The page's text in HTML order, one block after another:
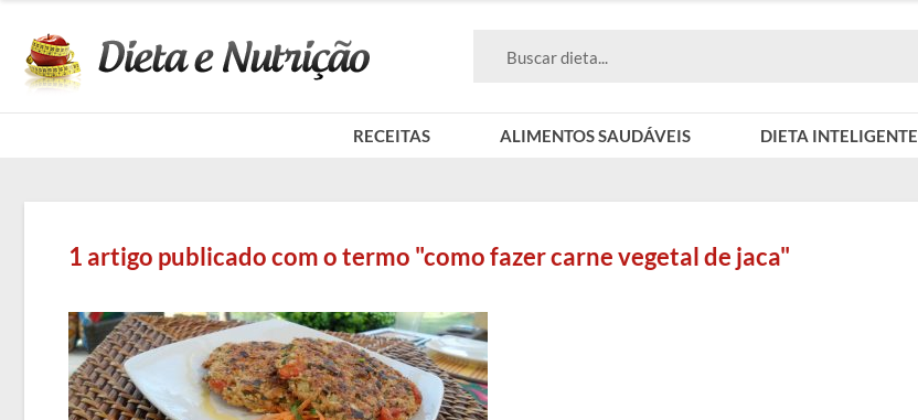
RECEITAS ALIMENTOS SAUDÁVEIS DIETA INTELIGENTE
1 artigo publicado com o termo "como fazer carne vegetal de jaca"